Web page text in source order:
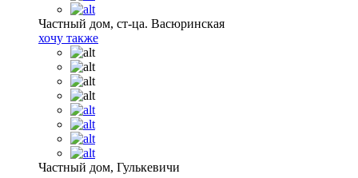
Частный дом, ст-ца. Васюринская
хочу также
Частный дом, Гулькевичи